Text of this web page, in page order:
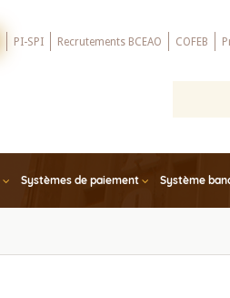
PI-SPI Recrutements BCEAO COFEB
Systèmes de paiement Système